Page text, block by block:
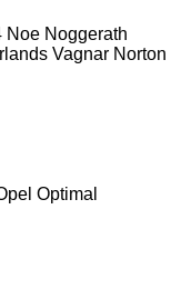
Noe Noggerath
Vagnar Norton
Optimal